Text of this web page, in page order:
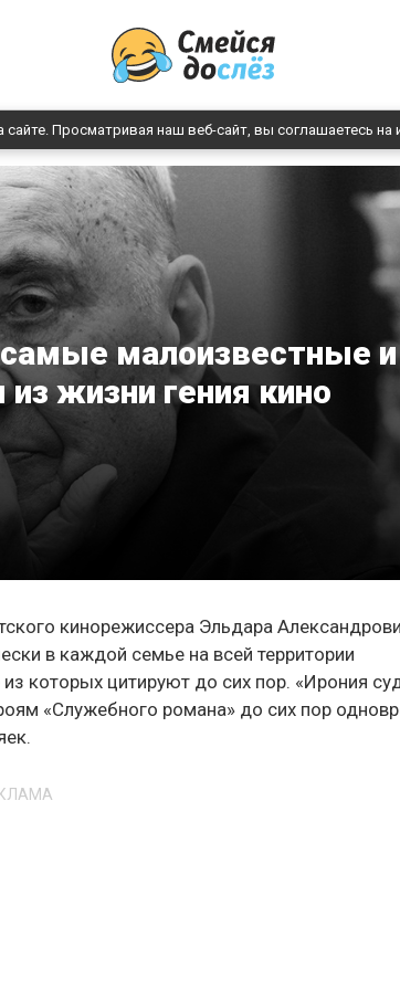
Просматривая наш веб-сайт, вы соглашаетесь
малоизвестные и
жизни гения кино
кинорежиссера Эльдара
в каждой семье на всей территории
которых цитируют до сих пор. «Ирония
«Служебного романа» до сих пор